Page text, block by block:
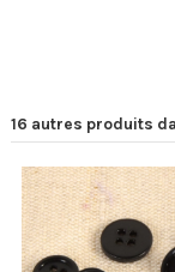
16 autres produits